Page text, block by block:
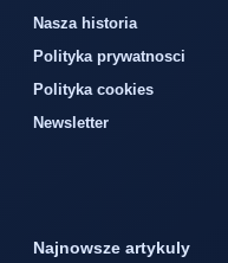
Nasza historia
Polityka prywatnosci
Polityka cookies
Newsletter
Najnowsze artykuly